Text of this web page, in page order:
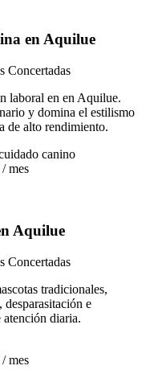
en Aquilue
Concertadas
laboral en en Aquilue.
y domina el estilismo
de alto rendimiento.
canino
mes
Aquilue
Concertadas
tradicionales,
e
diaria.
mes